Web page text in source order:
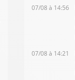
07/08 à 14:56
07/08 à 14:21